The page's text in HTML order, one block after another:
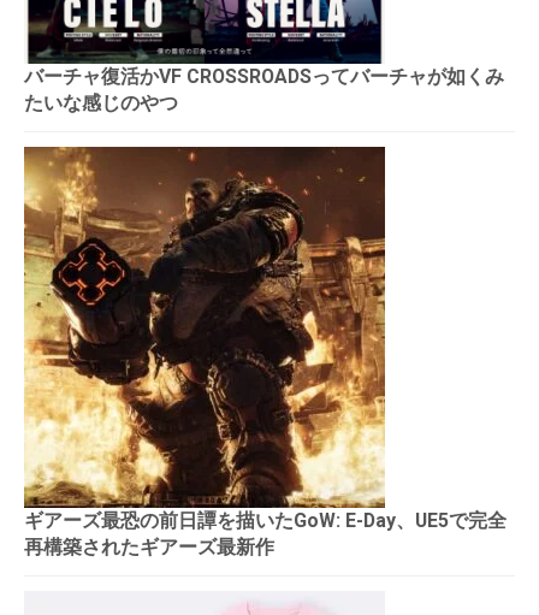
バーチャ復活かVF CROSSROADSってバーチャが如くみ
たいな感じのやつ
ギアーズ最恐の前日譚を描いたGoW: E-Day、UE5で完全
再構築されたギアーズ最新作